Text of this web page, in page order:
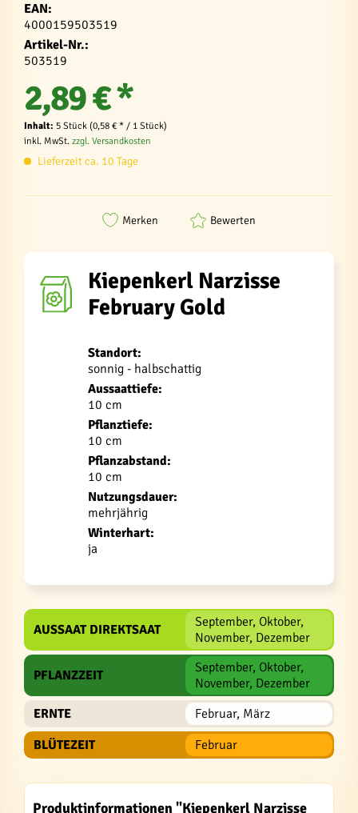
EAN:
4000159503519
Artikel-Nr.:
503519
2,89 € *
Inhalt: 5 Stück (0,58 € * / 1 Stück)
inkl. MwSt. zzgl. Versandkosten
Lieferzeit ca. 10 Tage
Merken Bewerten
Kiepenkerl Narzisse
February Gold
Standort:
sonnig - halbschattig
Aussaattiefe:
10 cm
Pflanztiefe:
10 cm
Pflanzabstand:
10 cm
Nutzungsdauer:
mehrjährig
Winterhart:
ja
AUSSAAT DIREKTSAAT
September, Oktober,
November, Dezember
PFLANZZEIT
September, Oktober,
November, Dezember
ERNTE
Februar, März
BLÜTEZEIT
Februar
Produktinformationen "Kiepenkerl Narzisse